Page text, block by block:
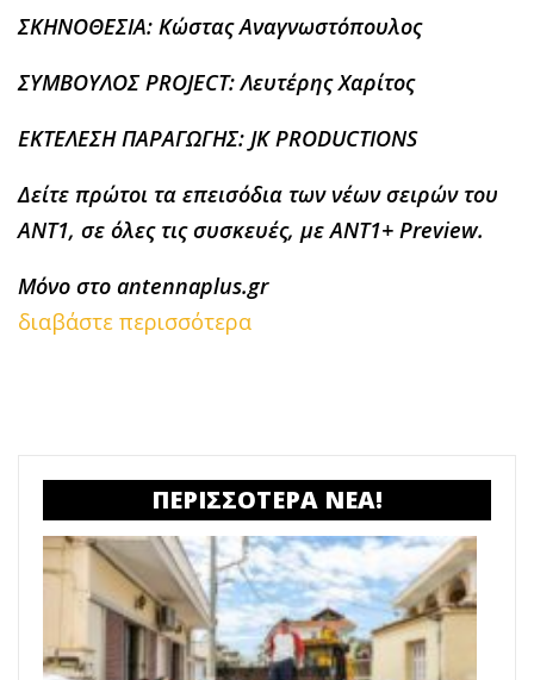
ΣΚΗΝΟΘΕΣΙΑ: Κώστας Αναγνωστόπουλος
ΣΥΜΒΟΥΛΟΣ PROJECT: Λευτέρης Χαρίτος
ΕΚΤΕΛΕΣΗ ΠΑΡΑΓΩΓΗΣ: JK PRODUCTIONS
Δείτε πρώτοι τα επεισόδια των νέων σειρών του
ΑΝΤ1, σε όλες τις συσκευές, με ANT1+ Preview.
Μόνο στο antennaplus.gr
διαβάστε περισσότερα
ΠΕΡΙΣΣΟΤΕΡΑ ΝΕΑ!